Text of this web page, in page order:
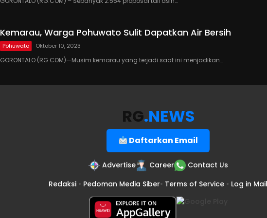
Kemarau, Warga Pohuwato Sulit Dapatkan Air Bersih
Pohuwato Oktober 10, 2023
GORONTALO (RG.COM)—Musim kemarau yang terjadi saat ini menjadikan…
RG.NEWS
Daftarkan Email
Advertise Career
Contact Us
Redaksi • Pedoman Media Siber• Terms of Service • Log in Mail